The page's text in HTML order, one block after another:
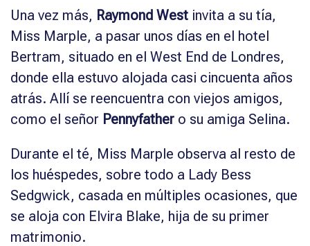
Una vez más, Raymond West invita a su tía,
Miss Marple, a pasar unos días en el hotel
Bertram, situado en el West End de Londres,
donde ella estuvo alojada casi cincuenta años
atrás. Allí se reencuentra con viejos amigos,
como el señor Pennyfather o su amiga Selina.
Durante el té, Miss Marple observa al resto de
los huéspedes, sobre todo a Lady Bess
Sedgwick, casada en múltiples ocasiones, que
se aloja con Elvira Blake, hija de su primer
matrimonio.